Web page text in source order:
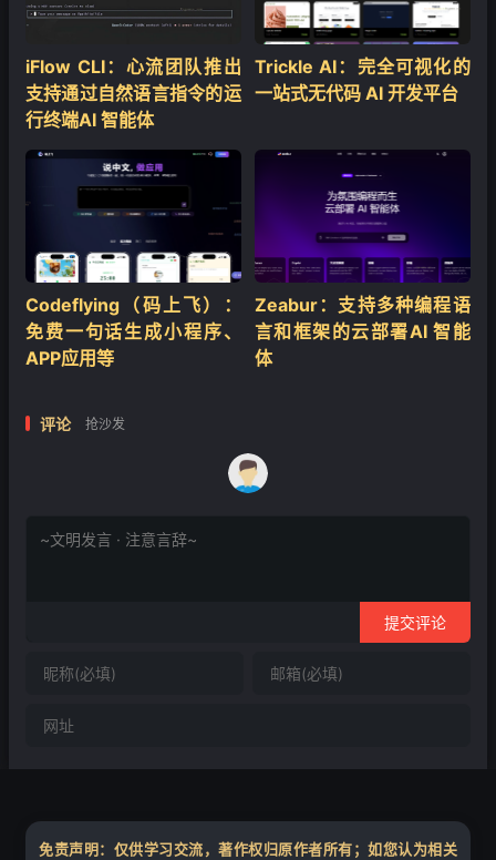
iFlow CLI：心流团队推出
支持通过自然语言指令的运
行终端AI 智能体
Trickle AI：完全可视化的
一站式无代码 AI 开发平台
Codeflying（码上飞）：
免费一句话生成小程序、
APP应用等
Zeabur：支持多种编程语
言和框架的云部署AI 智能
体
评论 抢沙发
提交评论
免责声明：仅供学习交流，著作权归原作者所有；如您认为相关